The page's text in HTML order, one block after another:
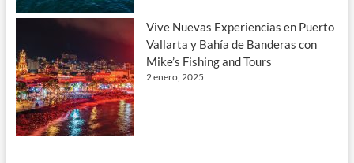
Vive Nuevas Experiencias en Puerto
Vallarta y Bahía de Banderas con
Mike’s Fishing and Tours
2 enero, 2025